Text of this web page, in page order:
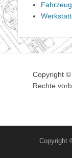
Copyright ©
Rechte
Copyright